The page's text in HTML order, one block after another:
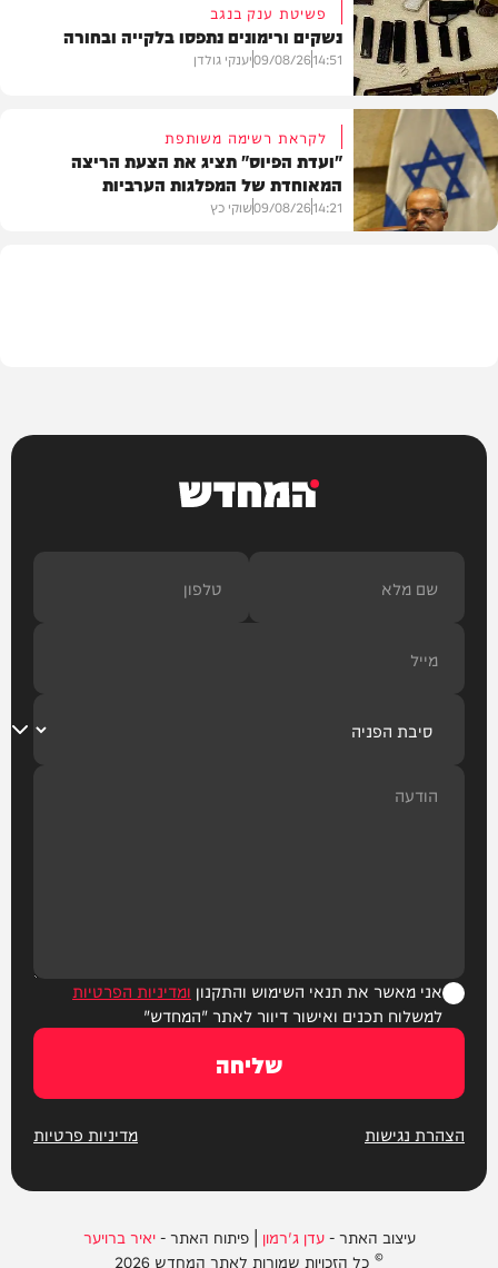
בארץ
משטרה
פשיטת ענק בנגב
נשקים ורימונים נתפסו בלקייה ובחורה
14:51
09/08/26יענקי גולדן
לקראת רשימה משותפת
"ועדת הפיוס" תציג את הצעת הריצה
המאוחדת של המפלגות הערביות
14:21
09/08/26שוקי כץ
המחדש
אני מאשר את תנאי השימוש והתקנון ומדיניות הפרטיות
למשלוח תכנים ואישור דיוור לאתר "המחדש"
שליחה
הצהרת נגישות מדיניות פרטיות
עיצוב האתר -עדן ג'רמון | פיתוח האתר -יאיר ברויער
© כל הזכויות שמורות לאתר המחדש 2026